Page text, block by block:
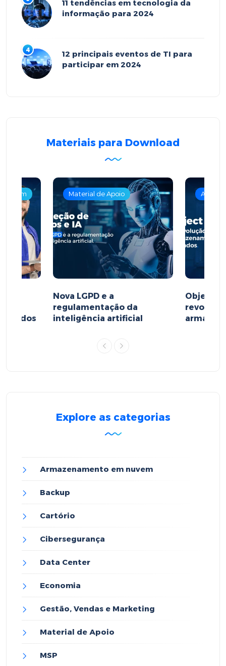
11 tendências em tecnologia da
informação para 2024
12 principais eventos de TI para
participar em 2024
Materiais para Download
nuvem
dados
Material de Apoio
Nova LGPD e a
regulamentação da
inteligência artificial
Object
Explore as categorias
Armazenamento em nuvem
Backup
Cartório
Cibersegurança
Data Center
Economia
Gestão, Vendas e Marketing
Material de Apoio
MSP